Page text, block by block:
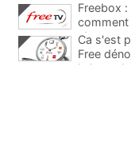
Freebox
comment
Ca s'est
Free
le bout